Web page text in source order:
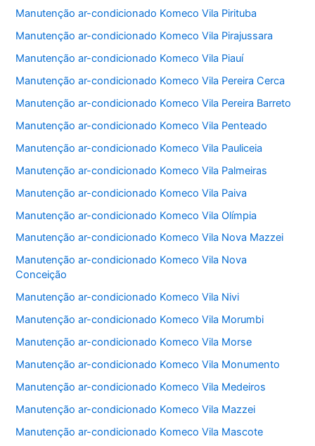
Manutenção ar-condicionado Komeco Vila Pirituba
Manutenção ar-condicionado Komeco Vila Pirajussara
Manutenção ar-condicionado Komeco Vila Piauí
Manutenção ar-condicionado Komeco Vila Pereira Cerca
Manutenção ar-condicionado Komeco Vila Pereira Barreto
Manutenção ar-condicionado Komeco Vila Penteado
Manutenção ar-condicionado Komeco Vila Pauliceia
Manutenção ar-condicionado Komeco Vila Palmeiras
Manutenção ar-condicionado Komeco Vila Paiva
Manutenção ar-condicionado Komeco Vila Olímpia
Manutenção ar-condicionado Komeco Vila Nova Mazzei
Manutenção ar-condicionado Komeco Vila Nova
Conceição
Manutenção ar-condicionado Komeco Vila Nivi
Manutenção ar-condicionado Komeco Vila Morumbi
Manutenção ar-condicionado Komeco Vila Morse
Manutenção ar-condicionado Komeco Vila Monumento
Manutenção ar-condicionado Komeco Vila Medeiros
Manutenção ar-condicionado Komeco Vila Mazzei
Manutenção ar-condicionado Komeco Vila Mascote